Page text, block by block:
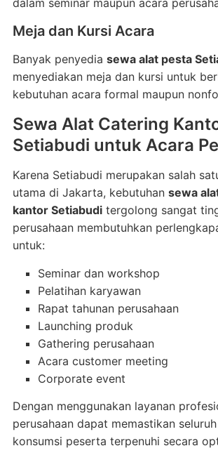
dalam seminar maupun acara
Meja dan Kursi Acara
Banyak penyedia sewa alat pesta
menyediakan meja dan kursi untuk
kebutuhan acara formal maupun
Sewa Alat Catering
Setiabudi untuk Acara
Karena Setiabudi merupakan salah
utama di Jakarta, kebutuhan sewa
kantor Setiabuditergolong sangat
perusahaan membutuhkan
untuk:
Seminar dan workshop
Pelatihan karyawan
Rapat tahunan perusahaan
Launching produk
Gathering perusahaan
Acara customer meeting
Corporate event
Dengan menggunakan layanan
perusahaan dapat memastikan
konsumsi peserta terpenuhi secara